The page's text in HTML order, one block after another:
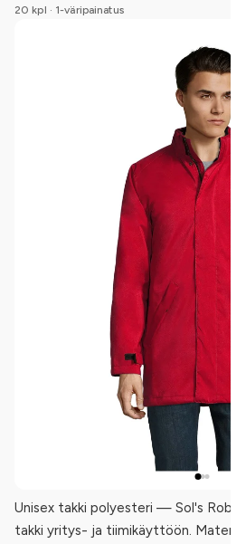
20 kpl · 1-väripainatus
Unisex takki polyesteri — Sol's Robyn
takki yritys- ja tiimikäyttöön.